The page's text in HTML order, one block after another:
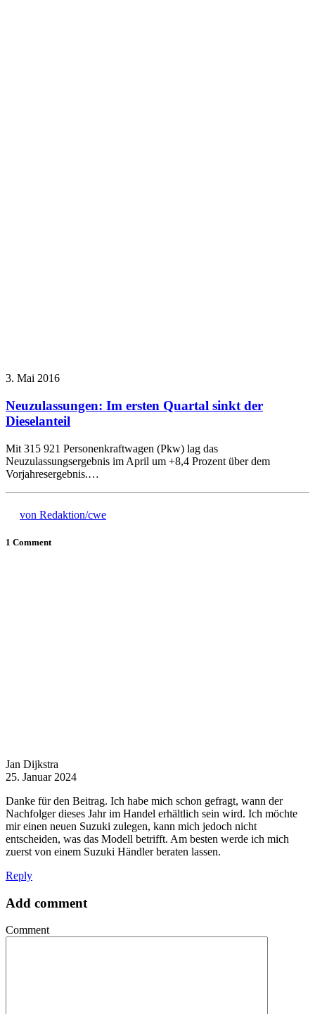
3. Mai 2016
Neuzulassungen: Im ersten Quartal sinkt der
Dieselanteil
Mit 315 921 Personenkraftwagen (Pkw) lag das
Neuzulassungsergebnis im April um +8,4 Prozent über dem
Vorjahresergebnis.…
von Redaktion/cwe
1 Comment
Jan Dijkstra
25. Januar 2024
Danke für den Beitrag. Ich habe mich schon gefragt, wann der
Nachfolger dieses Jahr im Handel erhältlich sein wird. Ich möchte
mir einen neuen Suzuki zulegen, kann mich jedoch nicht
entscheiden, was das Modell betrifft. Am besten werde ich mich
zuerst von einem Suzuki Händler beraten lassen.
Reply
Add comment
Comment